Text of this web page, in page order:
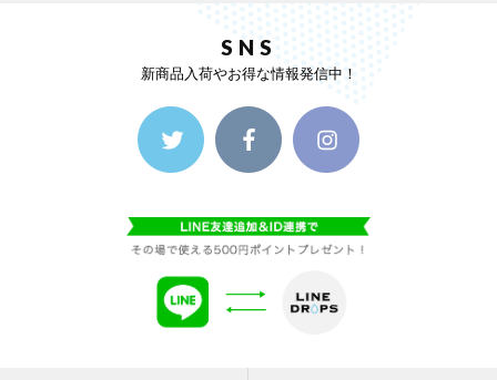
SNS
新商品入荷やお得な情報発信中！